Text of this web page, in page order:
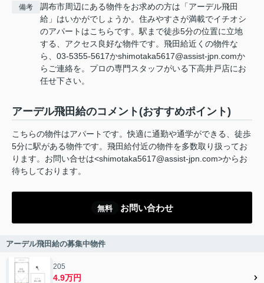
備考
調布市周辺にある物件をお求めの方は「アーデル飛田
給」はいかがでしょうか。住みやすさが満載でイチオシ
のアパートはこちらです。駅まで徒歩5分の位置に立地
する、アクセス良好な物件です。飛田給近くの物件な
ら、03-5355-5617かshimotaka5617@assist-jpn.comか
らご連絡を。プロの専門スタッフがいる下高井戸店にお
任せ下さい。
アーデル飛田給のコメント(おすすめポイント)
こちらの物件はアパートです。快適に通勤や通学ができる、徒歩
5分に駅がある物件です。飛田給付近の物件を多数取り扱ってお
ります。お問い合せは<shimotaka5617@assist-jpn.com>からお
待ちしております。
無料 お問い合わせ
アーデル飛田給の募集中物件
205
4.9万円